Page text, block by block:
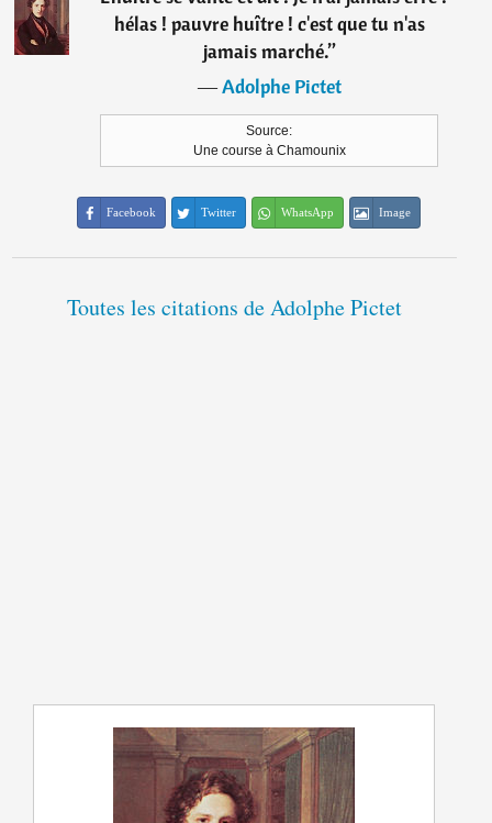
hélas ! pauvre huître ! c'est que tu n'as
jamais marché.”
―Adolphe Pictet
Source:
Une course à Chamounix
Facebook Twitter WhatsApp Image
Toutes les citations de Adolphe Pictet